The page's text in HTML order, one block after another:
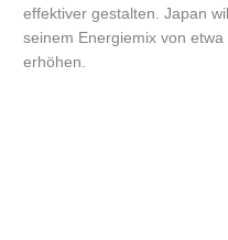
effektiver gestalten. Japan
seinem Energiemix von
erhöhen.